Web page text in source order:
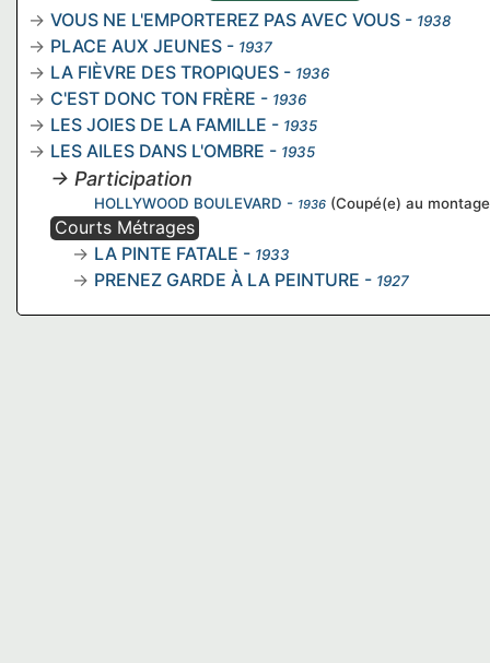
VOUS NE L'EMPORTEREZ PAS AVEC VOUS - 1938
PLACE AUX JEUNES - 1937
LA FIÈVRE DES TROPIQUES - 1936
C'EST DONC TON FRÈRE - 1936
LES JOIES DE LA FAMILLE - 1935
LES AILES DANS L'OMBRE - 1935
→ Participation
HOLLYWOOD BOULEVARD - 1936 (Coupé(e) au
Courts Métrages
LA PINTE FATALE - 1933
PRENEZ GARDE À LA PEINTURE - 1927